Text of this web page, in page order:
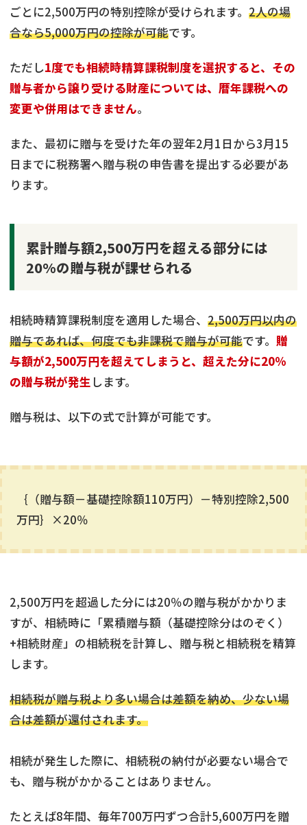
ごとに2,500万円の特別控除が受けられます。 2人の場
合なら5,000万円の控除が可能です。
ただし1度でも相続時精算課税制度を選択すると、その
贈与者から譲り受ける財産については、暦年課税への
変更や併用はできません。
また、最初に贈与を受けた年の翌年2月1日から3月15
日までに税務署へ贈与税の申告書を提出する必要があ
ります。
累計贈与額2,500万円を超える部分には
20%の贈与税が課せられる
相続時精算課税制度を適用した場合、 2,500万円以内の
贈与であれば、何度でも非課税で贈与が可能です。 贈
与額が2,500万円を超えてしまうと、超えた分に20％
の贈与税が発生 します。
贈与税は、以下の式で計算が可能です。
｛（贈与額－基礎控除額110万円）－特別控除2,500
万円｝×20％
2,500万円を超過した分には20％の贈与税がかかりま
すが、相続時に「累積贈与額（基礎控除分はのぞく）
+相続財産」の相続税を計算し、贈与税と相続税を精算
します。
相続税が贈与税より多い場合は差額を納め、少ない場
合は差額が還付されます。
相続が発生した際に、相続税の納付が必要ない場合で
も、贈与税がかかることはありません。
たとえば8年間、毎年700万円ずつ合計5,600万円を贈